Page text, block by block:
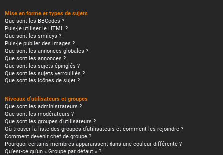
Mise en forme et types de sujets
Que sont les BBCodes ?
Puis-je utiliser le HTML ?
Que sont les smileys ?
Puis-je publier des images ?
Que sont les annonces globales ?
Que sont les annonces ?
Que sont les sujets épinglés ?
Que sont les sujets verrouillés ?
Que sont les icônes de sujet ?
Niveaux d’utilisateurs et groupes
Que sont les administrateurs ?
Que sont les modérateurs ?
Que sont les groupes d’utilisateurs ?
Où trouver la liste des groupes d’utilisateurs et comment les rejoindre ?
Comment devenir chef de groupe ?
Pourquoi certains membres apparaissent dans une couleur différente ?
Qu’est-ce qu’un « Groupe par défaut » ?